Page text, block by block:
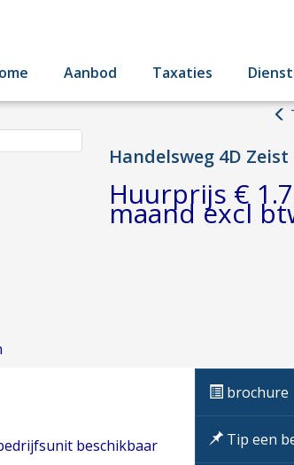
Aanbod Taxaties
Handelsweg 4D Zeist
Huurprijs €
maand excl
beschikbaar
brochure
Tip een